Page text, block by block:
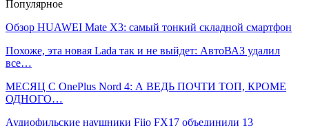
Популярное
Обзор HUAWEI Mate X3: самый тонкий складной смартфон
Похоже, эта новая Lada так и не выйдет: АвтоВАЗ удалил
все…
МЕСЯЦ С OnePlus Nord 4: А ВЕДЬ ПОЧТИ ТОП, КРОМЕ
ОДНОГО…
Аудиофильские наушники Fiio FX17 объединили 13